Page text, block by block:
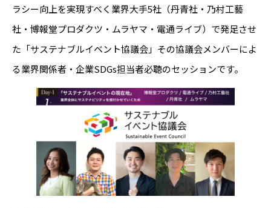
ラシー向上を実現すべく業界大手5社（丹青社・乃村工藝
社・博報堂プロダクツ・ムラヤマ・電通ライブ）で発足させ
た「サステナブルイベント協議会」その協議会メンバーによ
る業界関係者・企業SDGs担当者必聴のセッションです。